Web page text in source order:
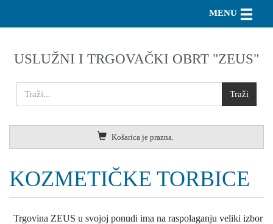
USLUŽNI I TRGOVAČKI OBRT "ZEUS"
Košarica je prazna.
MENU Toggle
KOZMETIČKE TORBICE
Trgovina ZEUS u svojoj ponudi ima na raspolaganju veliki izbor